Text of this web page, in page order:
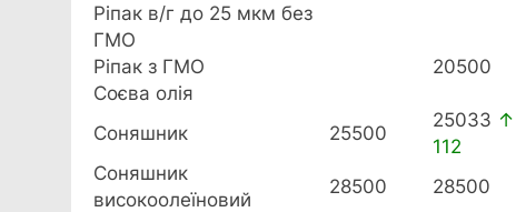
Ріпак в/г до 25 мкм без
ГМО
Ріпак з ГМО
20500
Соєва олія
Соняшник
25500
25033 ↑
112
Соняшник
високоолеїновий
28500
28500